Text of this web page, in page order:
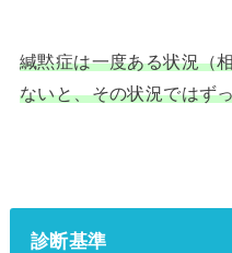
緘黙症は一度ある状況（
ないと、その状況ではず
診断基準